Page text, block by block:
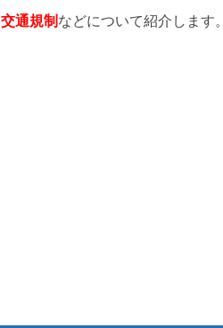
交通規制 などについて紹介します。